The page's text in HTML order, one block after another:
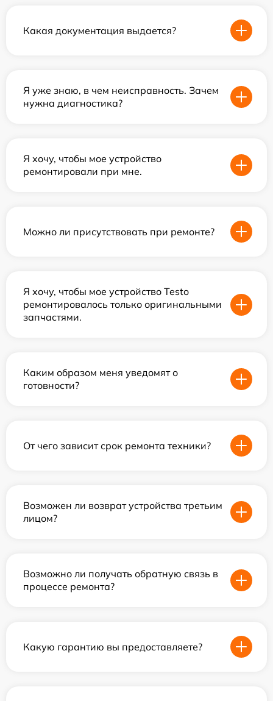
Какая документация выдается?
Я уже знаю, в чем неисправность. Зачем
нужна диагностика?
Я хочу, чтобы мое устройство
ремонтировали при мне.
Можно ли присутствовать при ремонте?
Я хочу, чтобы мое устройство Testo
ремонтировалось только оригинальными
запчастями.
Каким образом меня уведомят о
готовности?
От чего зависит срок ремонта техники?
Возможен ли возврат устройства третьим
лицом?
Возможно ли получать обратную связь в
процессе ремонта?
Какую гарантию вы предоставляете?